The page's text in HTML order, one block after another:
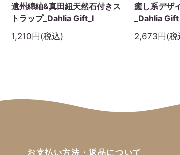
遠州綿紬&真田紐天然石付きス
トラップ_Dahlia Gift_I
1,210円(税込)
癒し系デザ
_Dahlia Gift
2,673円(税
お支払い方法・返品について